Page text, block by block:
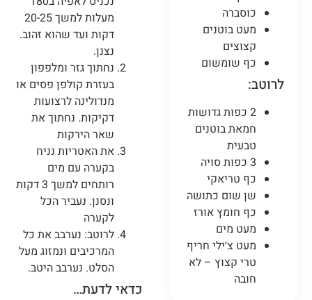
כוסברה
מעט בוטנים
קצוצים
כף שומשום
לרוטב:
2 כפות גדושות
חמאת בוטנים
טבעית
3 כפות סויה
כף טריאקי
שן שום כתושה
כף חומץ אורז
מעט מים
מעט צ׳ילי חריף
טרי קצוץ – לא
חובה
מעלות למשך 20-25
דקות ועד שהוא זהוב.
נצנן.
נחתוך גזר ומלפפון
בעזרת קולפן פסים או
מנדולינה לרצועות
דקיקות. נחתוך את
שאר הירקות
את האטריות נניח
בקערה עם מים
רותחים למשך 3 דקות
ונסנן. נעביר הכל
לקערה
לרוטב: נערבב את כל
המרכיבים ונמזוג מעל
הסלט. נערבב היטב.
כדאי לדעת…